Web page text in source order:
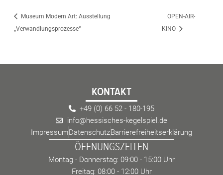
Museum Modern Art: Ausstellung
„Verwandlungsprozesse“
OPEN-AIR-
KINO
KONTAKT
+49 (0) 66 52 - 180-195
info@hessisches-kegelspiel.de
ImpressumDatenschutzBarrierefreiheitserklärung
ÖFFNUNGSZEITEN
Montag - Donnerstag: 09:00 - 15:00 Uhr
Freitag: 08:00 - 12:00 Uhr